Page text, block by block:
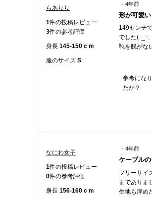
らありり
1件の投稿レビュー
3件の参考評価
身長 145-150ｃｍ
服のサイズ S
4
／
5
個
· 4年前
形が可愛い
149センチ
でした(･_･;
靴を脱がな
参考にな
たか？
なにわ女子
1件の投稿レビュー
0件の参考評価
身長 156-160ｃｍ
5
／
5
個
· 4年前
ケーブル
フリーサイ
までありま
生地も厚め